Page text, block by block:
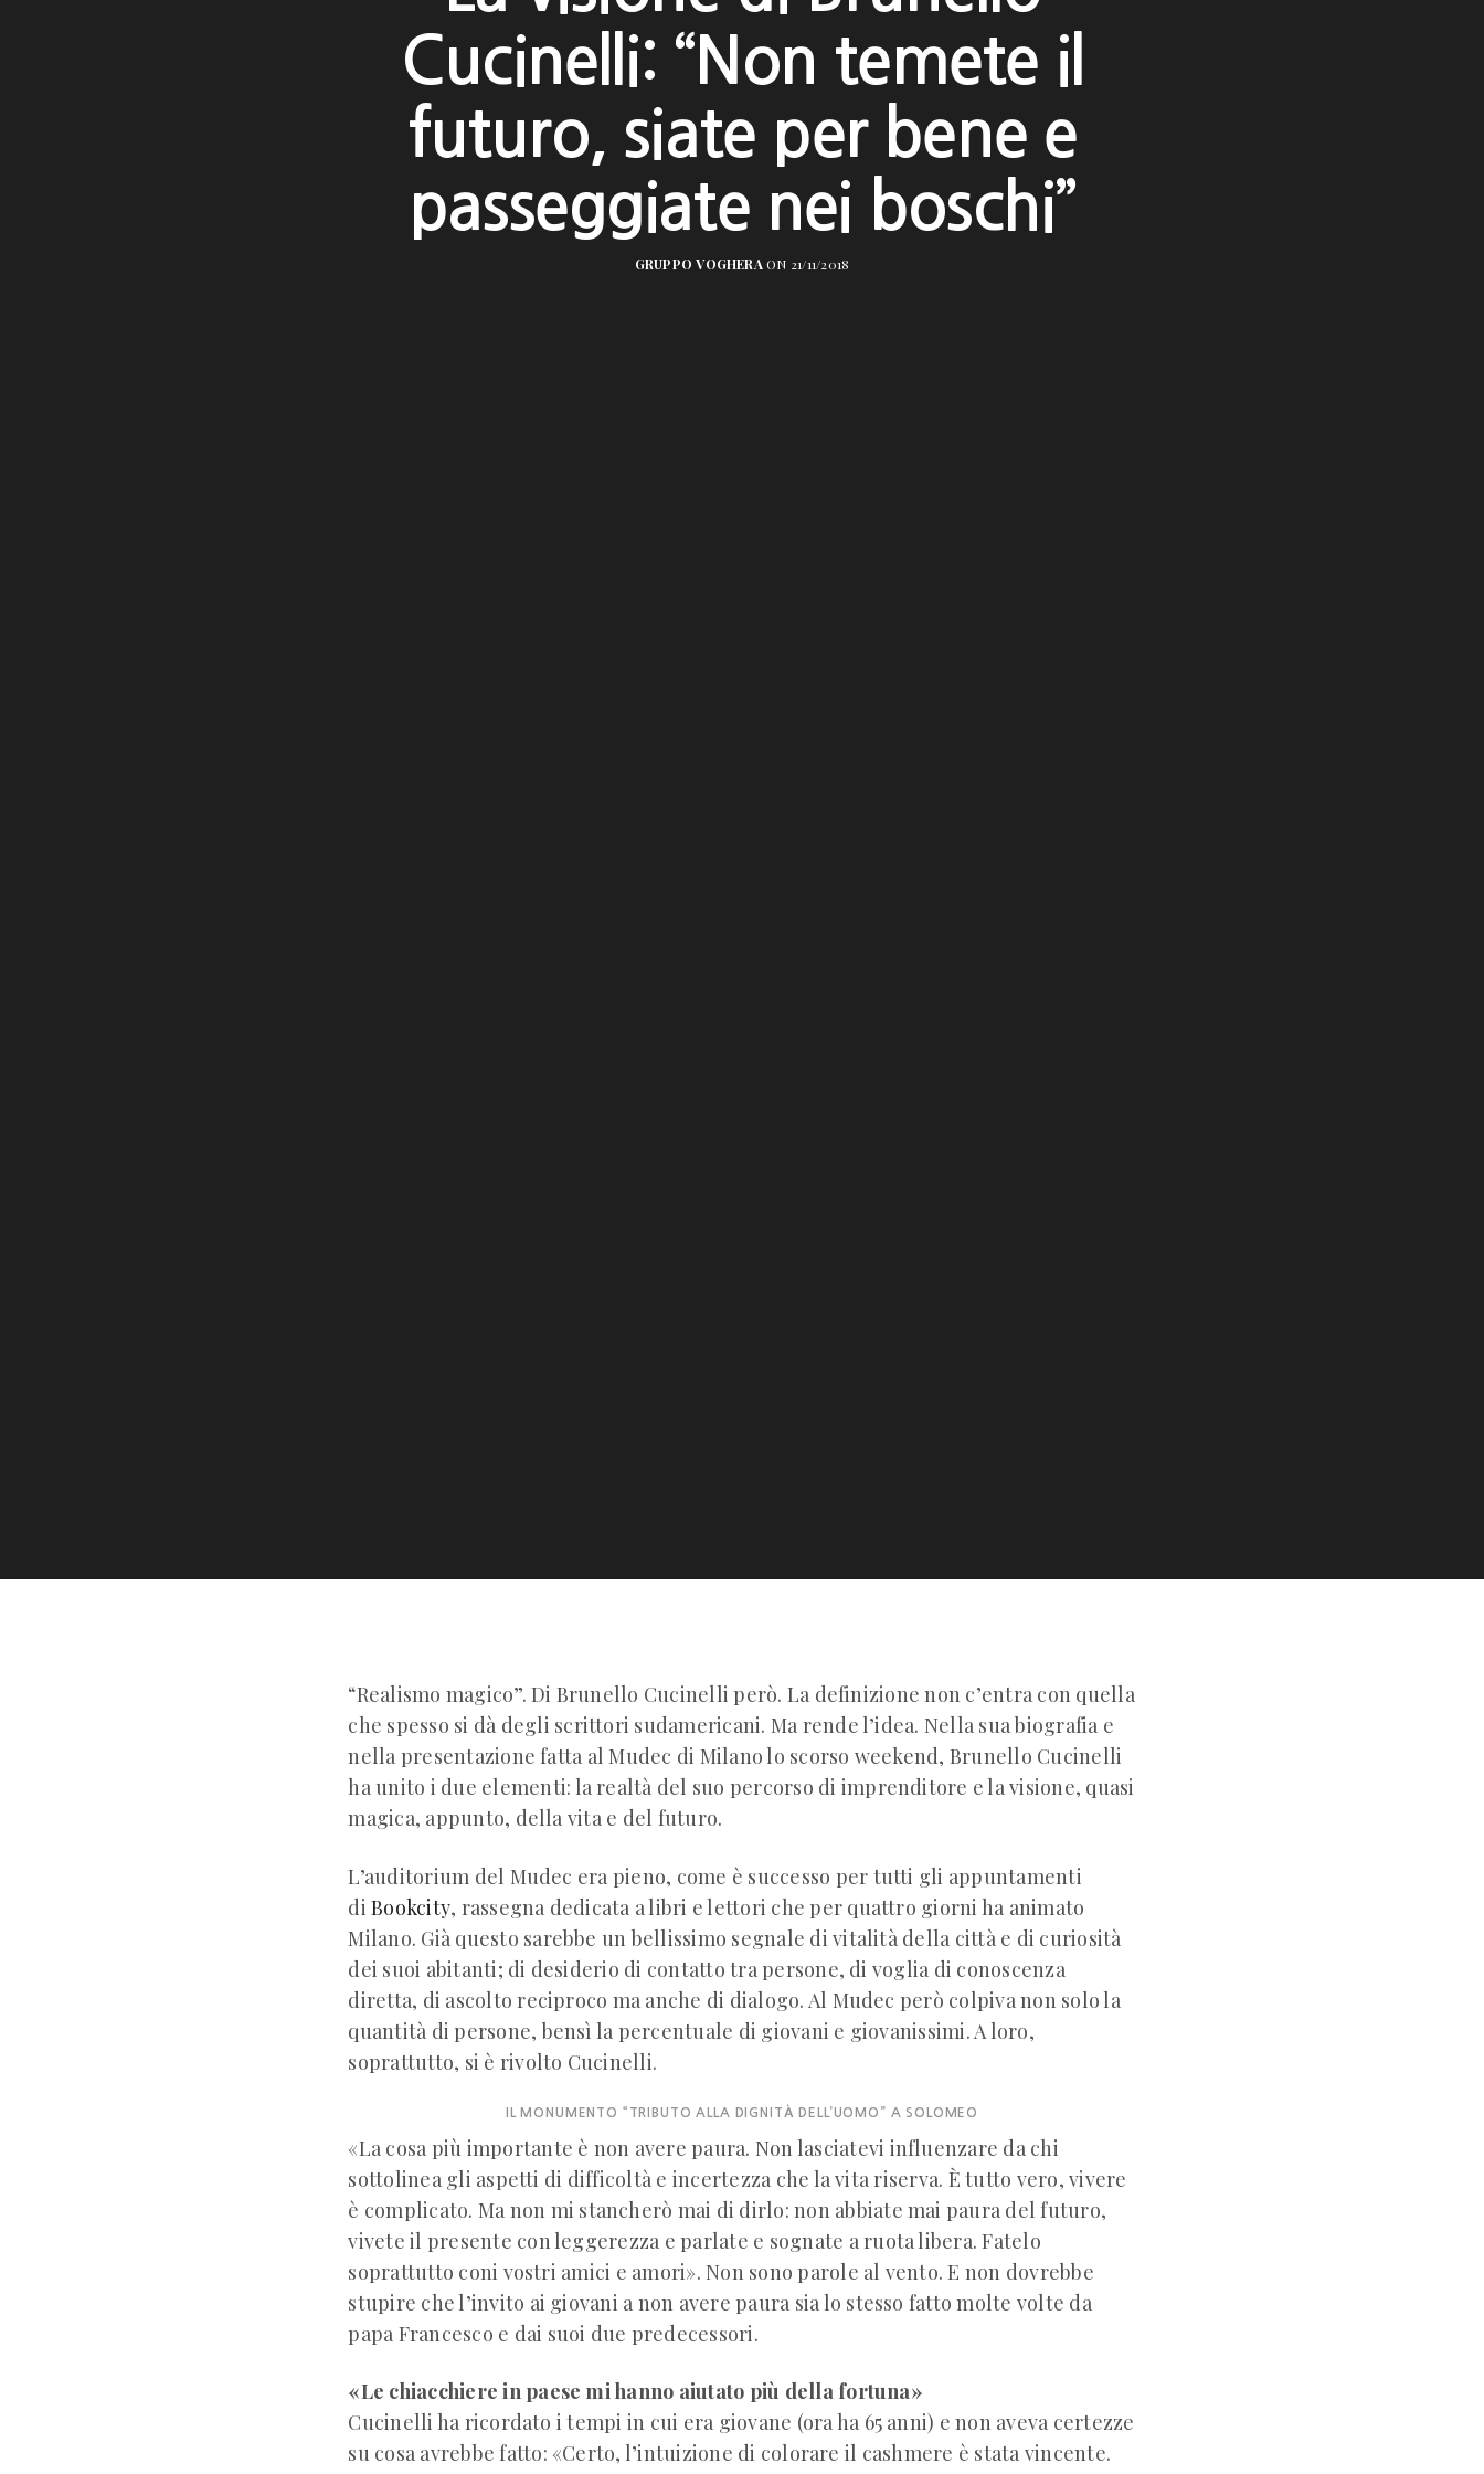
Cucinelli: “Non temete il
futuro, siate per bene e
passeggiate nei boschi”
GRUPPO VOGHERAON 21/11/2018
“Realismo magico”. Di Brunello Cucinelli però. La definizione non c’entra con quella
che spesso si dà degli scrittori sudamericani. Ma rende l’idea. Nella sua biografia e
nella presentazione fatta al Mudec di Milano lo scorso weekend, Brunello Cucinelli
ha unito i due elementi: la realtà del suo percorso di imprenditore e la visione, quasi
magica, appunto, della vita e del futuro.
L’auditorium del Mudec era pieno, come è successo per tutti gli appuntamenti
diBookcity, rassegna dedicata a libri e lettori che per quattro giorni ha animato
Milano. Già questo sarebbe un bellissimo segnale di vitalità della città e di curiosità
dei suoi abitanti; di desiderio di contatto tra persone, di voglia di conoscenza
diretta, di ascolto reciproco ma anche di dialogo. Al Mudec però colpiva non solo la
quantità di persone, bensì la percentuale di giovani e giovanissimi. A loro,
soprattutto, si è rivolto Cucinelli.
IL MONUMENTO “TRIBUTO ALLA DIGNITÀ DELL’UOMO” A SOLOMEO
«La cosa più importante è non avere paura. Non lasciatevi influenzare da chi
sottolinea gli aspetti di difficoltà e incertezza che la vita riserva. È tutto vero, vivere
è complicato. Ma non mi stancherò mai di dirlo: non abbiate mai paura del futuro,
vivete il presente con leggerezza e parlate e sognate a ruota libera. Fatelo
soprattutto coni vostri amici e amori». Non sono parole al vento. E non dovrebbe
stupire che l’invito ai giovani a non avere paura sia lo stesso fatto molte volte da
papa Francesco e dai suoi due predecessori.
«Le chiacchiere in paese mi hanno aiutato più della fortuna»
Cucinelli ha ricordato i tempi in cui era giovane (ora ha 65 anni) e non aveva certezze
su cosa avrebbe fatto: «Certo, l’intuizione di colorare il cashmere è stata vincente.